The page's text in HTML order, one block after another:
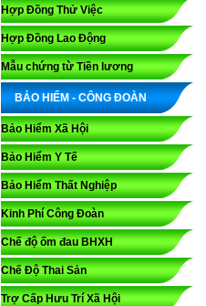
Hợp Đồng Thử Việc
Hợp Đồng Lao Động
Mẫu chứng từ Tiền lương
BẢO HIỂM - CÔNG ĐOÀN
Bảo Hiểm Xã Hội
Bảo Hiểm Y Tế
Bảo Hiểm Thất Nghiệp
Kinh Phí Công Đoàn
Chế độ ốm đau BHXH
Chế Độ Thai Sản
Trợ Cấp Hưu Trí Xã Hội